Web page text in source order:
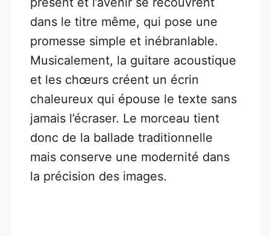
dans le titre même, qui pose une
promesse simple et inébranlable.
Musicalement, la guitare acoustique
et les chœurs créent un écrin
chaleureux qui épouse le texte sans
jamais l’écraser. Le morceau tient
donc de la ballade traditionnelle
mais conserve une modernité dans
la précision des images.